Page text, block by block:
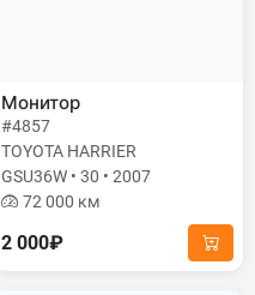
Монитор
#4857
TOYOTA HARRIER
GSU36W • 30 • 2007
72 000 км
2 000₽